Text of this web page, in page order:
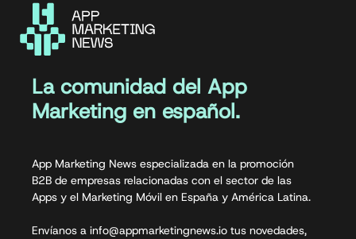
La comunidad del App
Marketing en español.
App Marketing News especializada en la promoción
B2B de empresas relacionadas con el sector de las
Apps y el Marketing Móvil en España y América Latina.
Envíanos a info@appmarketingnews.io tus novedades,